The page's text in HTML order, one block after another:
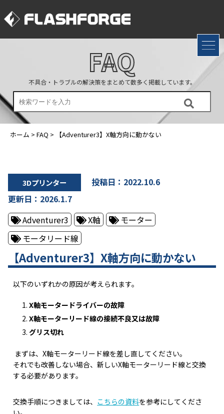
FAQ
不具合・トラブルの解決策をまとめて数多く掲載しています。
ホーム > FAQ > 【Adventurer3】X軸方向に動かない
3Dプリンター
投稿日：2022.10.6
更新日：2026.1.7
Adventurer3
X軸
モーター
モータリード線
【Adventurer3】X軸方向に動かない
以下のいずれかの原因が考えられます。
X軸モータードライバーの故障
X軸モーターリード線の接続不良又は故障
グリス切れ
まずは、X軸モーターリード線を差し直してください。
それでも改善しない場合、新しいX軸モーターリード線と交換
する必要があります。
交換手順につきましては、 こちらの資料を参考にしてくださ